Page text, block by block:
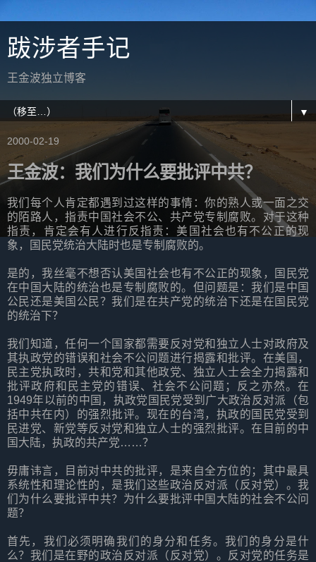
跋涉者手记
王金波独立博客
▼
2000-02-19
王金波：我们为什么要批评中共？
我们每个人肯定都遇到过这样的事情：你的熟人或一面之交
的陌路人，指责中国社会不公、共产党专制腐败。对于这种
指责，肯定会有人进行反指责：美国社会也有不公正的现
象，国民党统治大陆时也是专制腐败的。
是的，我丝毫不想否认美国社会也有不公正的现象，国民党
在中国大陆的统治也是专制腐败的。但问题是：我们是中国
公民还是美国公民？我们是在共产党的统治下还是在国民党
的统治下？
我们知道，任何一个国家都需要反对党和独立人士对政府及
其执政党的错误和社会不公问题进行揭露和批评。在美国，
民主党执政时，共和党和其他政党、独立人士会全力揭露和
批评政府和民主党的错误、社会不公问题；反之亦然。在
1949年以前的中国，执政党国民党受到广大政治反对派（包
括中共在内）的强烈批评。现在的台湾，执政的国民党受到
民进党、新党等反对党和独立人士的强烈批评。在目前的中
国大陆，执政的共产党……？
毋庸讳言，目前对中共的批评，是来自全方位的；其中最具
系统性和理论性的，是我们这些政治反对派（反对党）。我
们为什么要批评中共？为什么要批评中国大陆的社会不公问
题？
首先，我们必须明确我们的身分和任务。我们的身分是什
么？我们是在野的政治反对派（反对党）。反对党的任务是